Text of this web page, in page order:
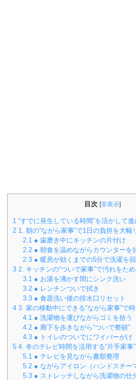
目次 [非表示]
1 “すでに発生している時間”を活かして
2 1. 朝の“ながら家事”で1日の負担を大幅
2.1 ● 歯磨き中にキッチンの片付け
2.2 ● 朝食を温めながらカウンターを
2.3 ● 暖房が効くまでの5分で洗濯を
3 2. キッチンの“ついで家事”で汚れをた
3.1 ● お湯を沸かす間にシンク洗い
3.2 ● レンチンついで拭き
3.3 ● 食器洗い後の排水口リセット
4 3. 家の移動中にできる“ながら家事”で
4.1 ● 洗濯物を運びながらゴミを拾う
4.2 ● 廊下を歩きながら“ついで整頓”
4.3 ● トイレのついでにワイパーがけ
5 4. 冬のテレビ時間を活用する“片手家事”
5.1 ● テレビを見ながら書類整理
5.2 ● ながらアイロン（ハンドスチー
5.3 ● ストレッチしながら洗濯物の仕